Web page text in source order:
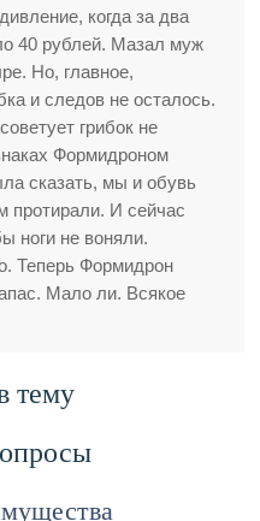
когда за два
40 рублей. Мазал муж
Но, главное,
и следов не осталось.
грибок не
Формидроном
сказать, мы и обувь
протирали. И сейчас
ноги не воняли.
Теперь Формидрон
Мало ли. Всякое
тему